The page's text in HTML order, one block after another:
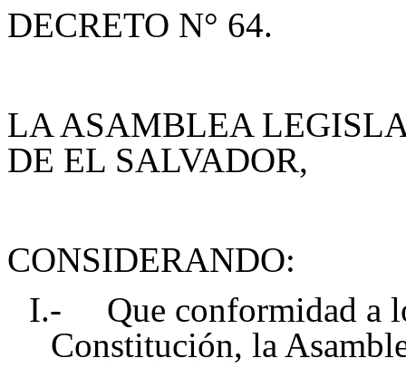
DECRETO N° 64.
LA ASAMBLEA
DE EL SALVADOR,
CONSIDERANDO:
I.- Que conformidad a
Constitución, la